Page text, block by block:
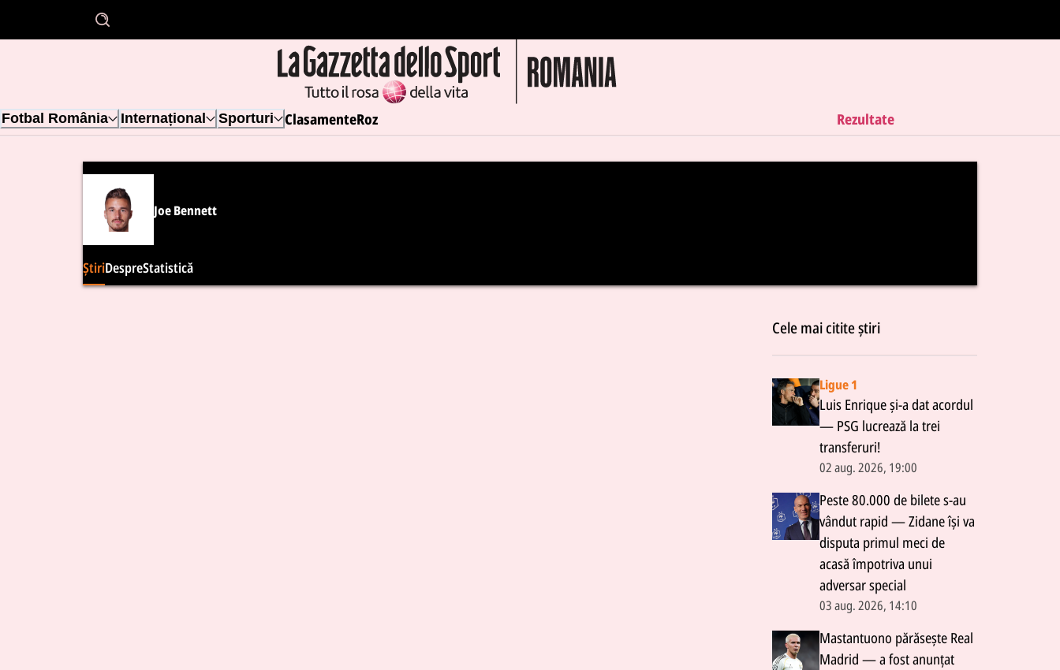
Fotbal România Internațional Sporturi ClasamenteRoz Rezultate
Joe Bennett
ȘtiriDespreStatistică
Cele mai citite știri
Ligue 1
Luis Enrique și-a dat acordul
— PSG lucrează la trei
transferuri!
02 aug. 2026, 19:00
Peste 80.000 de bilete s-au
vândut rapid — Zidane își va
disputa primul meci de
acasă împotriva unui
adversar special
03 aug. 2026, 14:10
Mastantuono părăsește Real
Madrid — a fost anunțat